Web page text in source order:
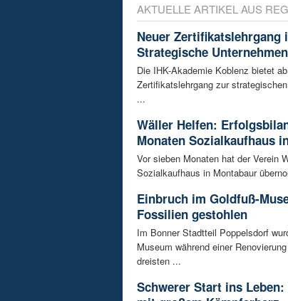
AKTUELLE ARTIKEL AUS
Neuer Zertifikatslehrgang
Strategische
Die IHK-Akademie Koblenz bietet
Zertifikatslehrgang zur
...
Wäller Helfen:
Monaten Sozialkaufhaus
Vor sieben Monaten hat der Verein
Sozialkaufhaus in Montabaur
Einbruch im Goldfuß-
Fossilien gestohlen
Im Bonner Stadtteil Poppelsdorf
Museum während einer
dreisten ...
Schwerer Start ins